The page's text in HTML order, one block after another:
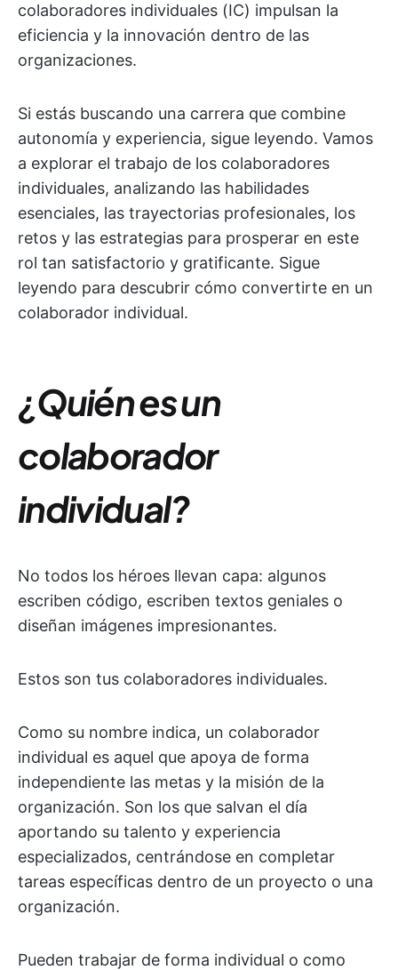
colaboradores individuales (IC) impulsan la
eficiencia y la innovación dentro de las
organizaciones.
Si estás buscando una carrera que combine
autonomía y experiencia, sigue leyendo. Vamos
a explorar el trabajo de los colaboradores
individuales, analizando las habilidades
esenciales, las trayectorias profesionales, los
retos y las estrategias para prosperar en este
rol tan satisfactorio y gratificante. Sigue
leyendo para descubrir cómo convertirte en un
colaborador individual.
¿Quién es un
colaborador
individual?
No todos los héroes llevan capa: algunos
escriben código, escriben textos geniales o
diseñan imágenes impresionantes.
Estos son tus colaboradores individuales.
Como su nombre indica, un colaborador
individual es aquel que apoya de forma
independiente las metas y la misión de la
organización. Son los que salvan el día
aportando su talento y experiencia
especializados, centrándose en completar
tareas específicas dentro de un proyecto o una
organización.
Pueden trabajar de forma individual o como